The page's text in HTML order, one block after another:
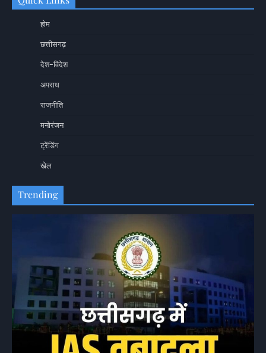
होम
छत्तीसगढ़
देश-विदेश
अपराध
राजनीति
मनोरंजन
ट्रेंडिंग
खेल
Trending